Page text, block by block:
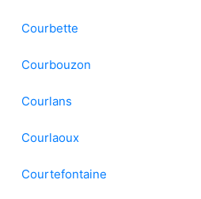
Courbette
Courbouzon
Courlans
Courlaoux
Courtefontaine